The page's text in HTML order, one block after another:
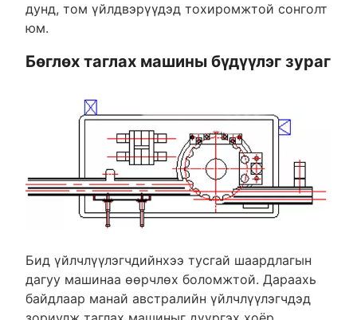
дунд, том үйлдвэрүүдэд тохиромжтой сонголт
юм.
Бөглөх таглах машины бүдүүлэг зураг
Бид үйлчлүүлэгчдийнхээ тусгай шаардлагын
дагуу машинаа өөрчлөх боломжтой. Дараахь
байдлаар манай австралийн үйлчлүүлэгчдэд